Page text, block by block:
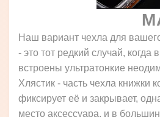
Наш вариант чехла для
- это тот редкий случай, когда
встроены ультратонкие
Хлястик - часть чехла книжки
фиксирует её и закрывает,
место аксессуара, и в